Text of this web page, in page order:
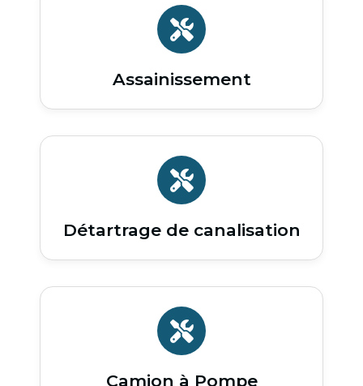
Assainissement
Détartrage de canalisation
Camion à Pompe